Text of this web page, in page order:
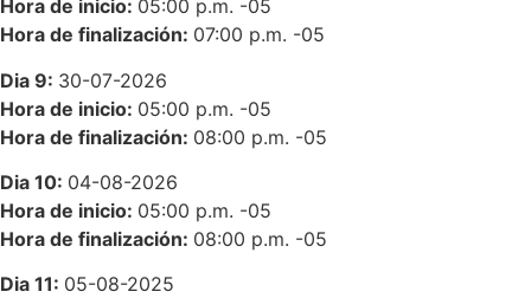
Hora de inicio: 05:00 p.m. -05
Hora de finalización: 07:00 p.m. -05
Dia 9: 30-07-2026
Hora de inicio: 05:00 p.m. -05
Hora de finalización: 08:00 p.m. -05
Dia 10: 04-08-2026
Hora de inicio: 05:00 p.m. -05
Hora de finalización: 08:00 p.m. -05
Dia 11: 05-08-2025